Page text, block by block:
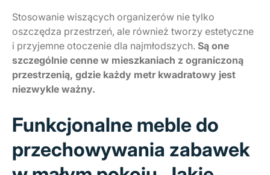
Stosowanie wiszących organizerów nie tylko
oszczędza przestrzeń, ale również tworzy estetyczne
i przyjemne otoczenie dla najmłodszych. Są one
szczególnie cenne w mieszkaniach z ograniczoną
przestrzenią, gdzie każdy metr kwadratowy jest
niezwykle ważny.
Funkcjonalne meble do
przechowywania zabawek